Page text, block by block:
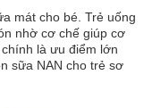
mát cho bé. Trẻ uống
nhờ cơ chế giúp cơ
là ưu điểm lớn
sữa NAN cho trẻ sơ